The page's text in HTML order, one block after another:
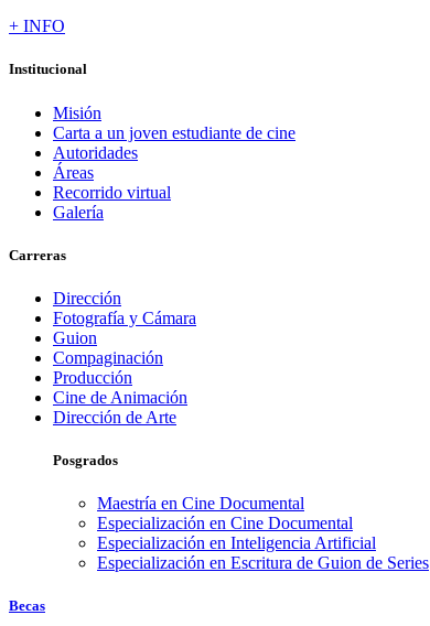
+ INFO
Institucional
Misión
Carta a un joven estudiante de cine
Autoridades
Áreas
Recorrido virtual
Galería
Carreras
Dirección
Fotografía y Cámara
Guion
Compaginación
Producción
Cine de Animación
Dirección de Arte
Posgrados
Maestría en Cine Documental
Especialización en Cine Documental
Especialización en Inteligencia Artificial
Especialización en Escritura de Guion de Series
Becas